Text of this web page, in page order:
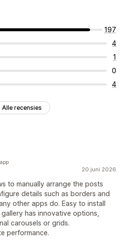
197
4
1
0
4
Alle recensies
20 juni 2026
to manually arrange the posts
details such as borders and
other apps do. Easy to install
has innovative options,
carousels or grids.
performance.